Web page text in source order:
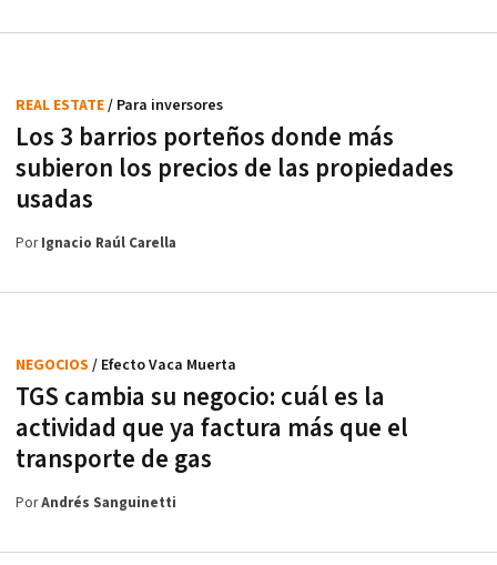
Los 3 barrios porteños donde más
subieron los precios de las propiedades
usadas
REAL ESTATE/ Para inversores
PorIgnacio Raúl Carella
TGS cambia su negocio: cuál es la
actividad que ya factura más que el
transporte de gas
NEGOCIOS / Efecto Vaca Muerta
PorAndrés Sanguinetti